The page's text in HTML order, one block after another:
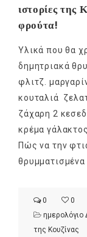
ιστορίες της
φρούτα!
Υλικά που θα
δημητριακά
φλιτζ.
κουταλιά
ζάχαρη 2
κρέμα
Πώς να την
0
0
ημερολόγιο
της Κουζίνας